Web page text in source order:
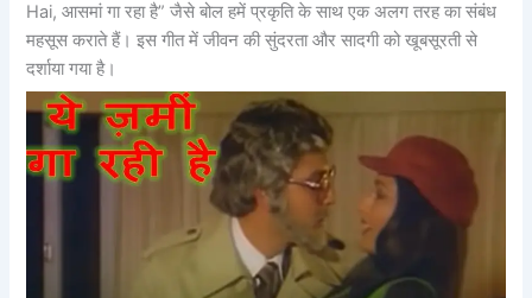
Hai, आसमां गा रहा है” जैसे बोल हमें प्रकृति के साथ एक अलग तरह का संबंध
महसूस कराते हैं। इस गीत में जीवन की सुंदरता और सादगी को खूबसूरती से
दर्शाया गया है।